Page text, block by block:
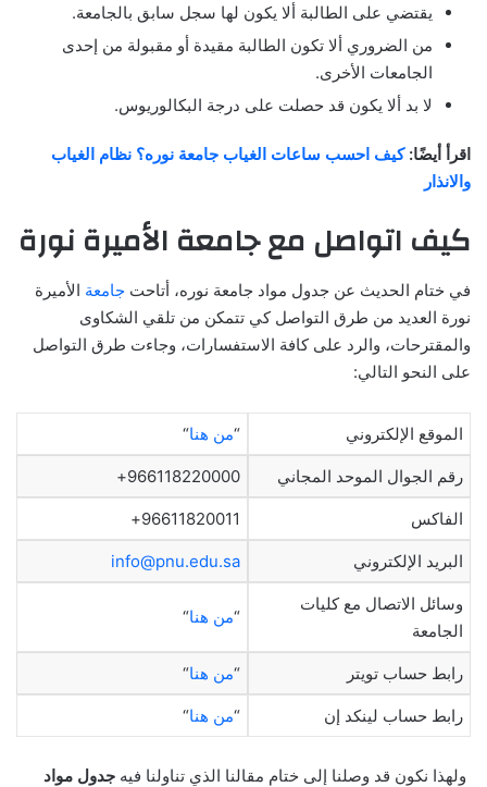
يقتضي على الطالبة ألا يكون لها سجل سابق بالجامعة.
من الضروري ألا تكون الطالبة مقيدة أو مقبولة من إحدى
الجامعات الأخرى.
لا بد ألا يكون قد حصلت على درجة البكالوريوس.
اقرأ أيضًا:كيف احسب ساعات الغياب جامعة نوره؟ نظام الغياب
والانذار
كيف اتواصل مع جامعة الأميرة نورة
في ختام الحديث عن جدول مواد جامعة نوره، أتاحت جامعة الأميرة
نورة العديد من طرق التواصل كي تتمكن من تلقي الشكاوى
والمقترحات، والرد على كافة الاستفسارات، وجاءت طرق التواصل
على النحو التالي:
الموقع الإلكتروني “من هنا“
رقم الجوال الموحد المجاني 966118220000+
الفاكس 96611820011+
البريد الإلكتروني info@pnu.edu.sa
وسائل الاتصال مع كليات
الجامعة
“من هنا“
رابط حساب تويتر “من هنا“
رابط حساب لينكد إن “من هنا“
ولهذا نكون قد وصلنا إلى ختام مقالنا الذي تناولنا فيه جدول مواد